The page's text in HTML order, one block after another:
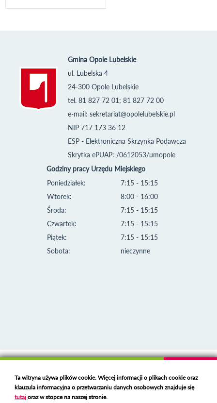
Gmina Opole Lubelskie
ul. Lubelska 4
24-300 Opole Lubelskie
tel. 81 827 72 01; 81 827 72 00
e-mail: sekretariat@opolelubelskie.pl
NIP 717 173 36 12
ESP - Elektroniczna Skrzynka Podawcza
Skrytka ePUAP: /0612053/umopole
Godziny pracy Urzędu Miejskiego
Poniedziałek:
Wtorek:
Środa:
Czwartek:
Piątek:
Sobota:
7:15 - 15:15
8:00 - 16:00
7:15 - 15:15
7:15 - 15:15
7:15 - 15:15
nieczynne
Deklaracja dostępności
Polski serwer RBL
https://polspam.pl/
Ta witryna używa plików cookie. Więcej informacji o plikach cookie oraz
klauzula informacyjna o przetwarzaniu danych osobowych znajduje się
tutajoraz w stopce na naszej stronie.